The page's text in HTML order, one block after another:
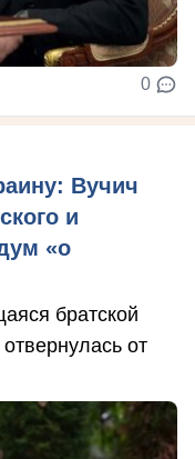
0
Вучич
и
«о
братской
от